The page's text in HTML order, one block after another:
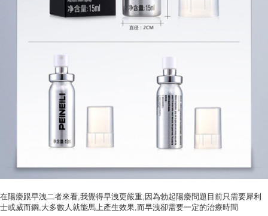
在陽痿跟早洩二者來看,我覺得早洩更嚴重,因為勃起陽痿問題目前只需要犀利
士或威而鋼,大多數人就能馬上產生效果,而早洩卻需要一定的治療時間